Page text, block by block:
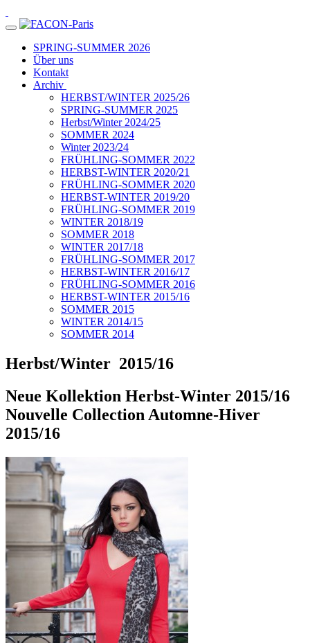
SPRING-SUMMER 2026
Über uns
Kontakt
Archiv
HERBST/WINTER 2025/26
SPRING-SUMMER 2025
Herbst/Winter 2024/25
SOMMER 2024
Winter 2023/24
FRÜHLING-SOMMER 2022
HERBST-WINTER 2020/21
FRÜHLING-SOMMER 2020
HERBST-WINTER 2019/20
FRÜHLING-SOMMER 2019
WINTER 2018/19
SOMMER 2018
WINTER 2017/18
FRÜHLING-SOMMER 2017
HERBST-WINTER 2016/17
FRÜHLING-SOMMER 2016
HERBST-WINTER 2015/16
SOMMER 2015
WINTER 2014/15
SOMMER 2014
Herbst/Winter 2015/16
Neue Kollektion Herbst-Winter 2015/16
Nouvelle Collection Automne-Hiver
2015/16